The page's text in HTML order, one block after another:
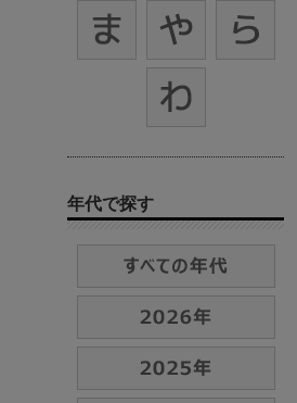
年代で探す